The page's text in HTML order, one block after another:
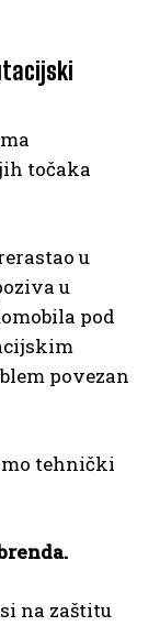
točaka
u
u
pod
povezan
tehnički
na zaštitu